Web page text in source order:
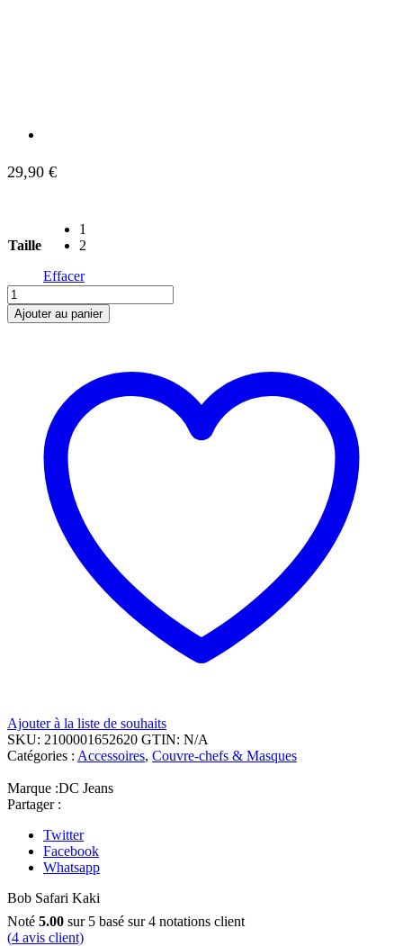
29,90 €
Taille
1
2
Effacer
quantité
de
Bob
Ajouter au panier
Ajouter à la liste de souhaits
SKU: 2100001652620 GTIN: N/A
Catégories : Accessoires, Couvre-chefs & Masques
Marque :DC Jeans
Partager :
Twitter
Facebook
Whatsapp
Bob Safari Kaki
Noté 5.00 sur 5 basé sur4 notations client
(4 avis client)